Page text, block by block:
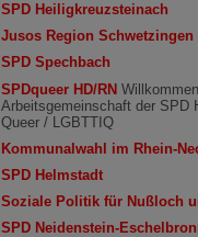
SPD Heiligkreuzsteinach
Jusos Region Schwetzingen
SPD Spechbach
SPDqueer HD/RN
Arbeitsgemeinschaft der SPD
Queer / LGBTTIQ
Kommunalwahl im Rhein-
SPD Helmstadt
Soziale Politik für Nußloch
SPD Neidenstein-